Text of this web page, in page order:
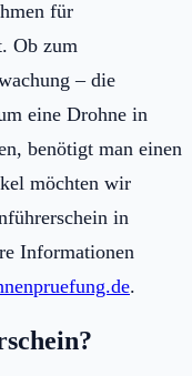
für
Ob zum
– die
eine Drohne in
benötigt man einen
möchten wir
in
Informationen
.